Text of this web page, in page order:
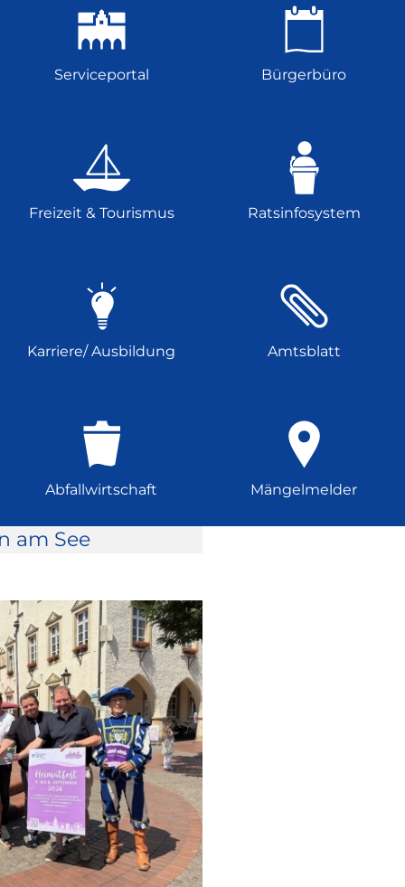
Serviceportal Bürgerbüro
Freizeit & Tourismus Ratsinfosystem
Karriere/ Ausbildung Amtsblatt
Abfallwirtschaft Mängelmelder
am See